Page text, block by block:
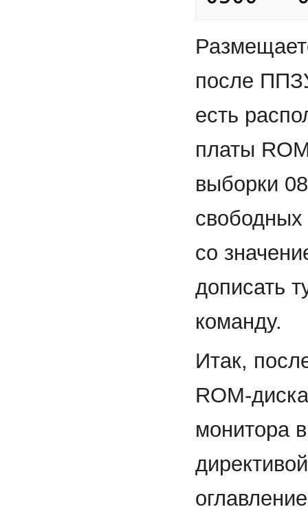
после
есть
платы
выборки
со
дописать
команду.
Итак,
ROM-
монитора